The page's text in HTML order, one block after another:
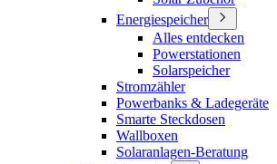
Energiespeicher
Alles entdecken
Powerstationen
Solarspeicher
Stromzähler
Powerbanks & Ladegeräte
Smarte Steckdosen
Wallboxen
Solaranlagen-Beratung